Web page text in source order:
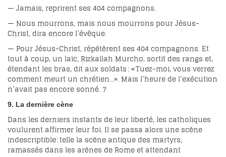
— Jamais, reprirent ses 404 compagnons.
— Nous mourrons, mais nous mourrons pour Jésus-
Christ, dira encore l’évêque.
— Pour Jésus-Christ, répétèrent ses 404 compagnons. Et
tout à coup, un laïc, Rizkallah Murcho, sortit des rangs et,
étendant les bras, dit aux soldats : « Tuez-moi, vous verrez
comment meurt un chrétien…». Mais l’heure de l’exécution
n’avait pas encore sonné.7
9. La dernière cène
Dans les derniers instants de leur liberté, les catholiques
voulurent affirmer leur foi. Il se passa alors une scène
indescriptible : telle la scène antique des martyrs,
ramassés dans les arènes de Rome et attendant